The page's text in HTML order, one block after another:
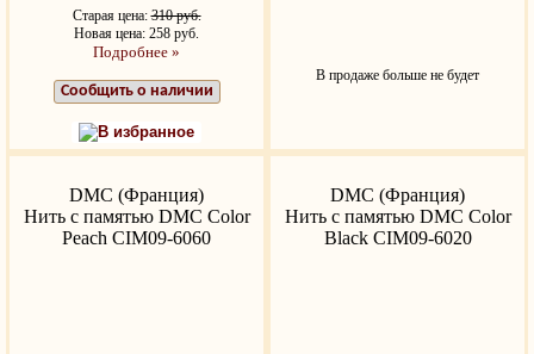
Старая цена:310 руб.
Новая цена: 258 руб.
Подробнее »
Сообщить о наличии
В избранное
В продаже больше не будет
DMC (Франция)
Нить с памятью DMC Color
Peach CIM09-6060
DMC (Франция)
Нить с памятью DMC Color
Black CIM09-6020